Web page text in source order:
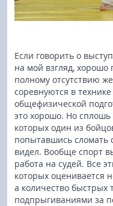
Если говорить о
на мой взгляд, хорошо
полному отсутствию
соревнуются в
общефизической
это хорошо. Но
которых один из
попытавшись сломать
видел. Вообще спорт
работа на судей. Все
которых оценивается
а количество
подпрыгиваниями за